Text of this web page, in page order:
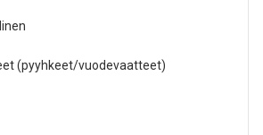
(pyyhkeet/vuodevaatteet)